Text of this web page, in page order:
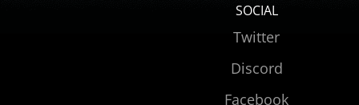
SOCIAL
Twitter
Discord
Facebook